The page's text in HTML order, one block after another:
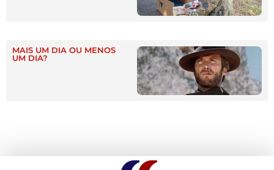
MAIS UM DIA OU MENOS
UM DIA?